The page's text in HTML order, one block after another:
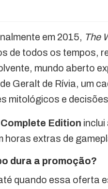
em 2015, The
de todos os tempos,
mundo aberto
Geralt de Rívia, um
mitológicos e
Complete Edition inclui
horas extras de
dura a promoção?
quando essa oferta